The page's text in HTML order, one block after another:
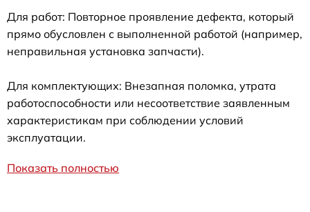
Для работ: Повторное проявление дефекта, который
прямо обусловлен с выполненной работой (например,
неправильная установка запчасти).
Для комплектующих: Внезапная поломка, утрата
работоспособности или несоответствие заявленным
характеристикам при соблюдении условий
эксплуатации.
Показать полностью